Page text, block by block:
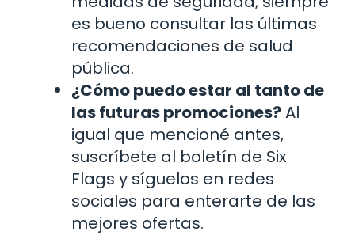
es bueno consultar las últimas
recomendaciones de salud
pública.
¿Cómo puedo estar al tanto de
las futuras promociones?Al
igual que mencioné antes,
suscríbete al boletín de Six
Flags y síguelos en redes
sociales para enterarte de las
mejores ofertas.